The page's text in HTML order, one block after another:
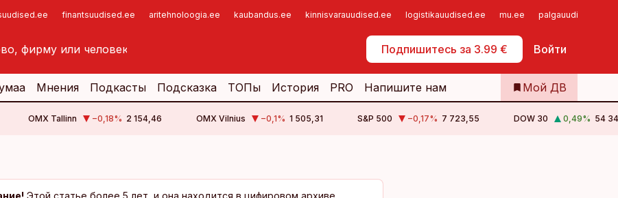
finantsuudised.ee aritehnoloogia.ee kaubandus.ee kinnisvarauudised.ee logistikauudised.ee mu.ee palgauudised.ee
Подпишитесь за 3.99 € Войти
Самообслуживание
Мнения Подкасты Подсказка ТОПы История PRO Напишите нам Мой ДВ
OMX Tallinn −0,18% 2 154,46 OMX Vilnius −0,1% 1 505,31 S&P 500 −0,17% 7 723,55 DOW 30 0,49% 54
Этой статье более 5 лет, и она находится в цифировом архиве